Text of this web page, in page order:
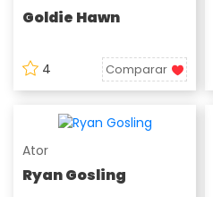
Goldie Hawn
4 Comparar
Ator
Ryan Gosling